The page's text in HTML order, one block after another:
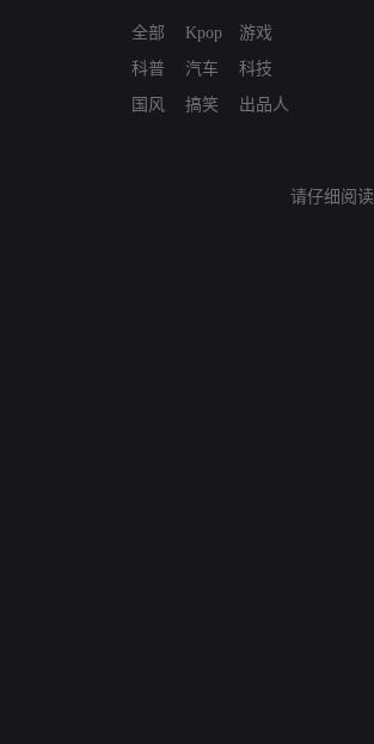
全部
科普
国风
Kpop
汽车
搞笑
游戏
科技
出品人
请仔细阅读